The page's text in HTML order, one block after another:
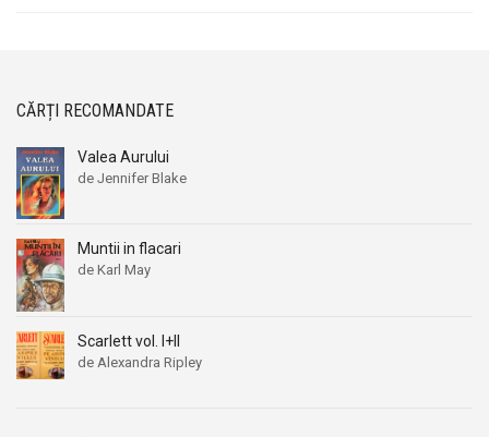
CĂRȚI RECOMANDATE
Valea Aurului
de Jennifer Blake
Muntii in flacari
de Karl May
Scarlett vol. I+II
de Alexandra Ripley